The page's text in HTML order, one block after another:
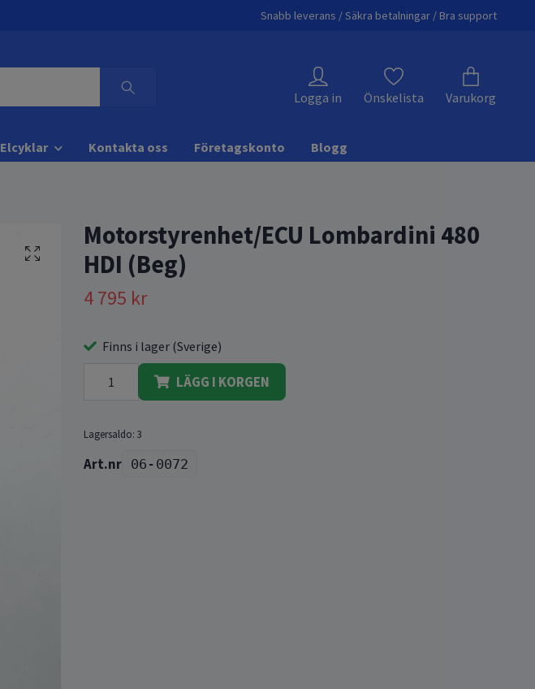
Snabb leverans / Säkra betalningar / Bra support
Logga in Önskelista Varukorg
Elcyklar Kontakta oss Företagskonto Blogg
Motorstyrenhet/ECU Lombardini 480
HDI (Beg)
4 795 kr
Finns i lager (Sverige)
LÄGG I KORGEN
Lagersaldo: 3
06-0072